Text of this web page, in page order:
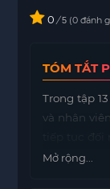
0 / 5 0 đánh
TÓM TẮT
Trong tập
và nhân
nghiệt
Mở rộng...